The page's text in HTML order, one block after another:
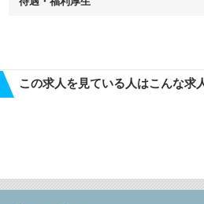
この求人を見ている人はこんな求